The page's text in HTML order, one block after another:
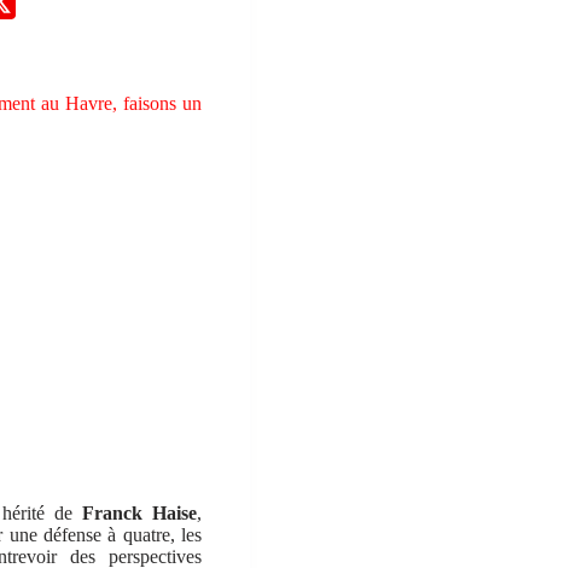
au Havre, faisons un
de Franck Haise,
défense à quatre, les
des perspectives